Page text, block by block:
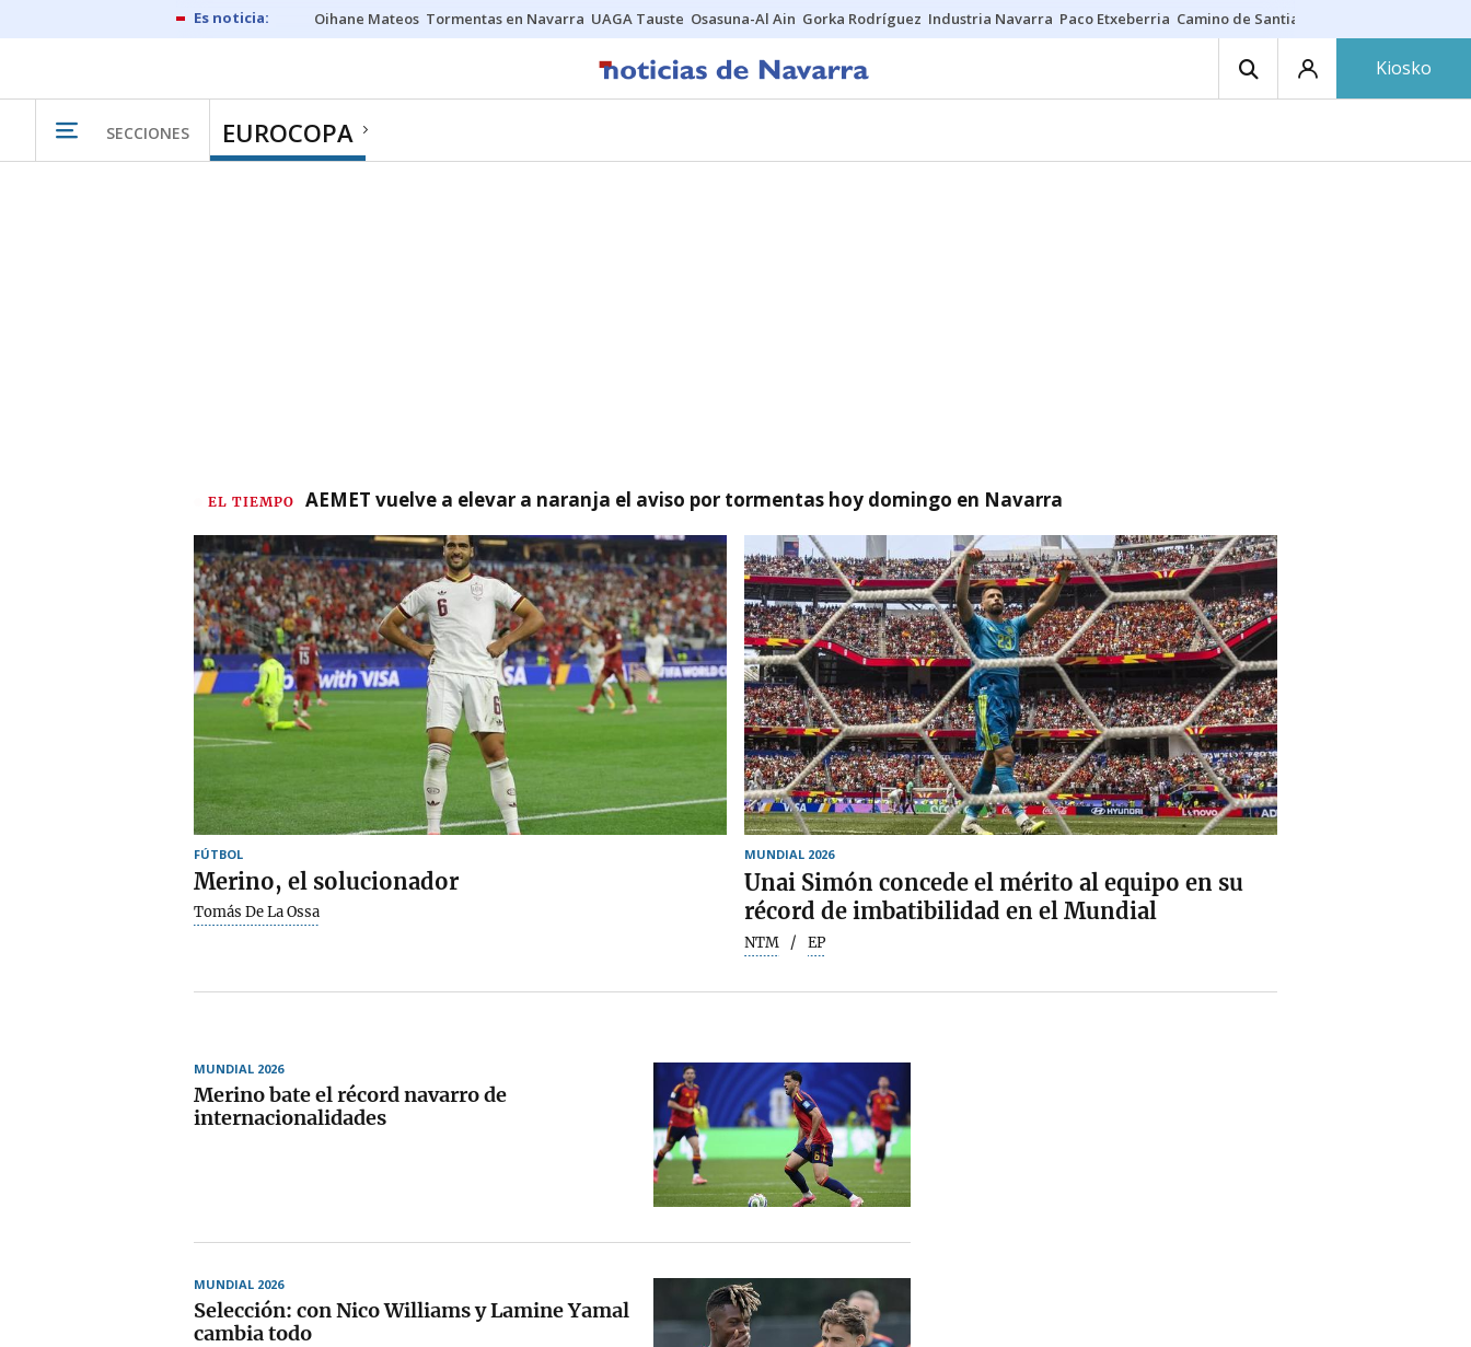
Oihane Mateos Tormentas en Navarra UAGA Tauste Osasuna-Al Ain Gorka Rodríguez Industria Navarra Paco Etxeberria Camino de Santiago
Kiosko
SECCIONES EUROCOPA
EL TIEMPO AEMET vuelve a elevar a naranja el aviso por tormentas hoy domingo en Navarra
FÚTBOL
Merino, el solucionador
Tomás De La Ossa
MUNDIAL 2026
Unai Simón concede el mérito al equipo en su
récord de imbatibilidad en el Mundial
NTM EP
MUNDIAL 2026
Merino bate el récord navarro de
internacionalidades
MUNDIAL 2026
Selección: con Nico Williams y Lamine Yamal
cambia todo